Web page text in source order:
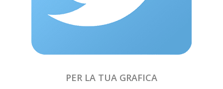
PER LA TUA GRAFICA